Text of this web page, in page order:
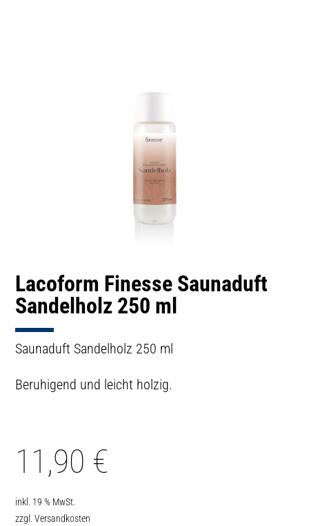
Lacoform Finesse Saunaduft
Sandelholz 250 ml
Saunaduft Sandelholz 250 ml
Beruhigend und leicht holzig.
11,90 €
inkl. 19 % MwSt.
zzgl.Versandkosten